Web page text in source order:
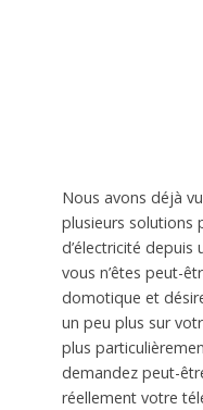
Nous avons déjà
plusieurs solutions
d’électricité
vous n’êtes peut-
domotique et
un peu plus sur
plus
demandez peut-
réellement votre